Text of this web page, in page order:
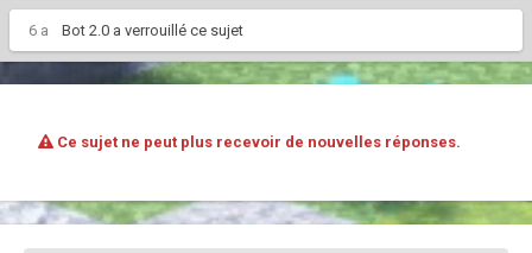
6 a Bot 2.0 a verrouillé ce sujet
Ce sujet ne peut plus recevoir de nouvelles réponses.